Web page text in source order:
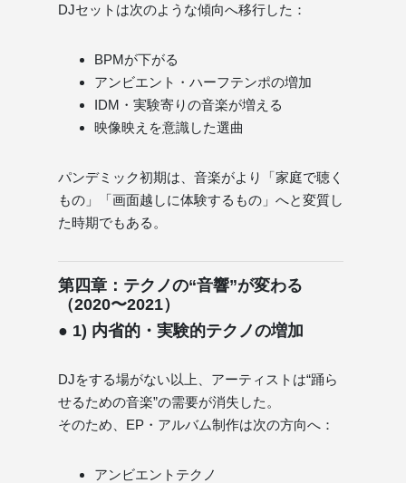
DJセットは次のような傾向へ移行した：
BPMが下がる
アンビエント・ハーフテンポの増加
IDM・実験寄りの音楽が増える
映像映えを意識した選曲
パンデミック初期は、音楽がより「家庭で聴く
もの」「画面越しに体験するもの」へと変質し
た時期でもある。
第四章：テクノの“音響”が変わる
（2020〜2021）
● 1) 内省的・実験的テクノの増加
DJをする場がない以上、アーティストは“踊ら
せるための音楽”の需要が消失した。
そのため、EP・アルバム制作は次の方向へ：
アンビエントテクノ